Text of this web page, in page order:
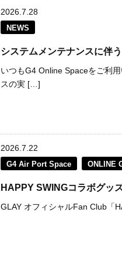
2026.7.28
NEWS
システムメンテナンスに伴
いつもG4 Online Spaceをご利
スの実 […]
2026.7.22
G4 Air Port Space ONLINE
HAPPY SWINGコラボグッ
GLAY オフィシャルFan Club「